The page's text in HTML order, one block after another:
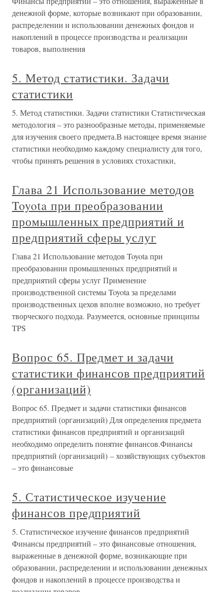
денежной форме, которые возникают при образовании,
распределении и использовании денежных фондов и
накоплений в процессе производства и реализации
товаров, выполнения
5. Метод статистики. Задачи
статистики
5. Метод статистики. Задачи статистики Статистическая
методология – это разнообразные методы, применяемые
для изучения своего предмета.В настоящее время знание
статистики необходимо каждому специалисту для того,
чтобы принять решения в условиях стохастики,
Глава 21 Использование методов
Toyota при преобразовании
промышленных предприятий и
предприятий сферы услуг
Глава 21 Использование методов Toyota при
преобразовании промышленных предприятий и
предприятий сферы услуг Применение
производственной системы Toyota за пределами
производственных цехов вполне возможно, но требует
творческого подхода. Разумеется, основные принципы
TPS
Вопрос 65. Предмет и задачи
статистики финансов предприятий
(организаций)
Вопрос 65. Предмет и задачи статистики финансов
предприятий (организаций) Для определения предмета
статистики финансов предприятий и организаций
необходимо определить понятие финансов.Финансы
предприятий (организаций) – хозяйствующих субъектов
– это финансовые
5. Статистическое изучение
финансов предприятий
5. Статистическое изучение финансов предприятий
Финансы предприятий – это финансовые отношения,
выраженные в денежной форме, возникающие при
образовании, распределении и использовании денежных
фондов и накоплений в процессе производства и